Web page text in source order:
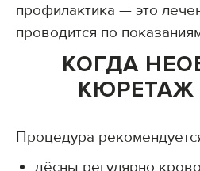
профилактика — это
проводится по
КОГДА
КЮРЕТАЖ
Процедура
дёсны регулярно